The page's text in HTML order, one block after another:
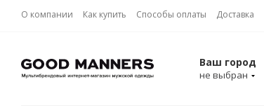
О компании Как купить Способы оплаты Доставка
Ваш город
не выбран